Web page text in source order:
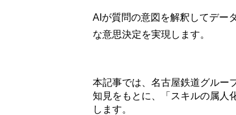
AIが質問の意図を解釈してデー
な意思決定を実現します。
本記事では、名古屋鉄道グルー
知見をもとに、「スキルの属人
します。